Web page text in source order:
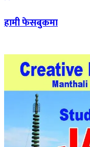
हामी फेसबुकमा